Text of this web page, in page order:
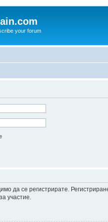
your forum
да се регистрирате.
участие.